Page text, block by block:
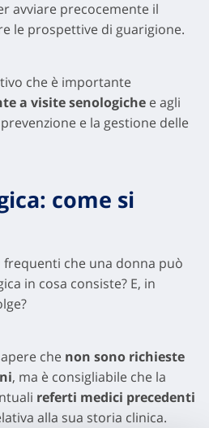
avviare precocemente il
le prospettive di guarigione.
che è importante
a visite senologiche e agli
e la gestione delle
come si
che una donna può
in cosa consiste? E, in
che non sono richieste
, ma è consigliabile che la
referti medici precedenti
alla sua storia clinica.